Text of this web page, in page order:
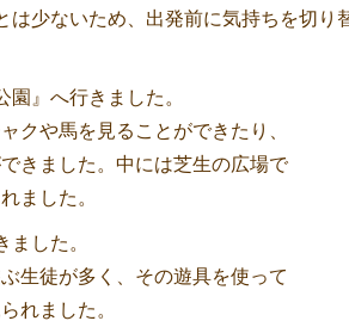
は少ないため、出発前に気持ちを切り
』へ行きました。
クや馬を見ることができたり、
きました。中には芝生の広場で
ました。
した。
生徒が多く、その遊具を使って
れました。